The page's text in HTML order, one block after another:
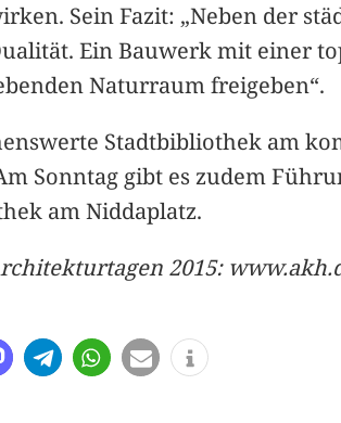
Sein Fazit: „Neben der
Ein Bauwerk mit einer
Naturraum freigeben“.
Stadtbibliothek am
Sonntag gibt es zudem
am Niddaplatz.
2015: